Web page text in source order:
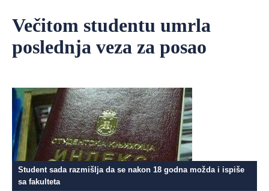
Večitom studentu umrla
poslednja veza za posao
Student sada razmišlja da se nakon 18 godna možda i ispiše
sa fakulteta